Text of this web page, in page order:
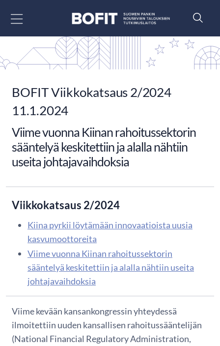
BOFIT Viikkokatsaus 2/2024
11.1.2024
Viime vuonna Kiinan rahoitussektorin
sääntelyä keskitettiin ja alalla nähtiin
useita johtajavaihdoksia
Viikkokatsaus 2/2024
Kiina pyrkii löytämään innovaatioista uusia
kasvumoottoreita
Viime vuonna Kiinan rahoitussektorin
sääntelyä keskitettiin ja alalla nähtiin useita
johtajavaihdoksia
Viime kevään kansankongressin yhteydessä
ilmoitettiin uuden kansallisen rahoitussääntelijän
(National Financial Regulatory Administration,